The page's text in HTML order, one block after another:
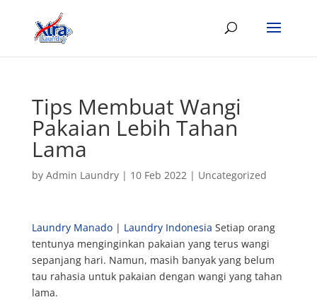
Tips Membuat Wangi
Pakaian Lebih Tahan
Lama
by Admin Laundry| 10 Feb 2022| Uncategorized
Laundry Manado| Laundry Indonesia Setiap orang
tentunya menginginkan pakaian yang terus wangi
sepanjang hari. Namun, masih banyak yang belum
tau rahasia untuk pakaian dengan wangi yang tahan
lama.